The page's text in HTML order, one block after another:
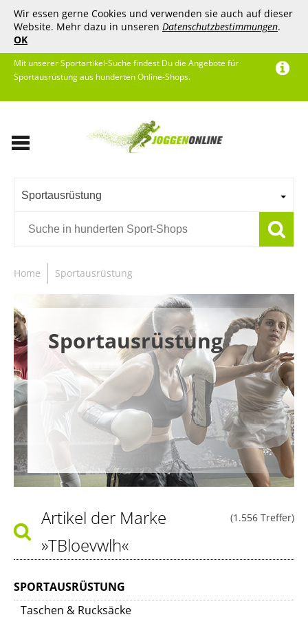
Wir essen gerne Cookies und verwenden sie auch auf dieser
Website. Mehr dazu in unseren Datenschutzbestimmungen.
OK
Mit unserer Sportartikel-Suche findest Du die Angebote für
Sportausrüstung aus hunderten Online-Shops.
Sportausrüstung
Home Sportausrüstung
Sportausrüstung
(1.556 Treffer)
Artikel der Marke
»TBloevwlh«
SPORTAUSRÜSTUNG
Taschen & Rucksäcke